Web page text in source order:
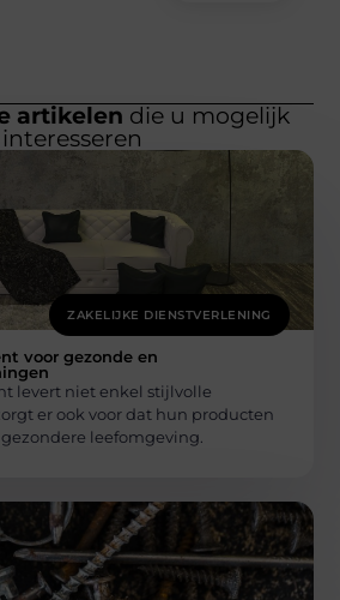
artikelen die u mogelijk
interesseren
ZAKELIJKE DIENSTVERLENING
voor gezonde en
levert niet enkel stijlvolle
er ook voor dat hun producten
leefomgeving.